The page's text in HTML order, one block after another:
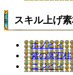
スキル上げ
ホノピィ
紫の冥石柱
ニジピィ